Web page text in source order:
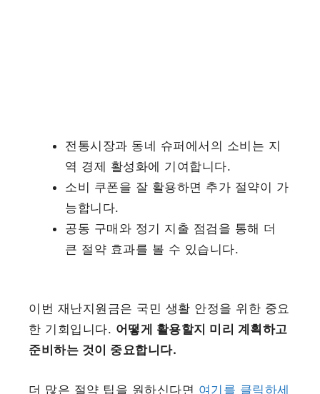
전통시장과 동네 슈퍼에서의 소비는 지
역 경제 활성화에 기여합니다.
소비 쿠폰을 잘 활용하면 추가 절약이 가
능합니다.
공동 구매와 정기 지출 점검을 통해 더
큰 절약 효과를 볼 수 있습니다.
이번 재난지원금은 국민 생활 안정을 위한 중요
한 기회입니다. 어떻게 활용할지 미리 계획하고
준비하는 것이 중요합니다.
더 많은 절약 팁을 원하신다면 여기를 클릭하세